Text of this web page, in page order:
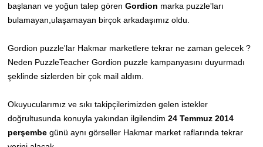
başlanan ve yoğun talep görenGordion marka puzzle'ları
bulamayan,ulaşamayan birçok arkadaşımız oldu
Gordion puzzle'lar Hakmar marketlere tekrar ne zaman gelecek ?
Neden PuzzleTeacher Gordion puzzle kampanyasını duyurmadı
şeklinde sizlerden bir çok mail aldım.
Okuyucularımız ve sıkı takipçilerimizden gelen istekler
doğrultusunda konuyla yakından ilgilendim24 Temmuz 2014
perşembe günü aynı görseller Hakmar market raflarında tekrar